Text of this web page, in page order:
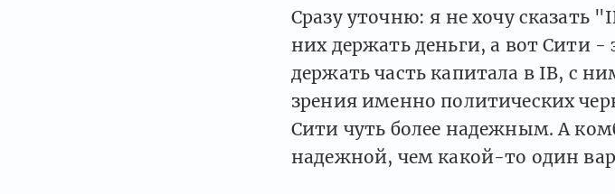
Сразу уточню: я не хочу сказать
них держать деньги, а вот Сити
держать часть капитала в IB, с
зрения именно политических
Сити чуть более надежным. А
надежной, чем какой-то один